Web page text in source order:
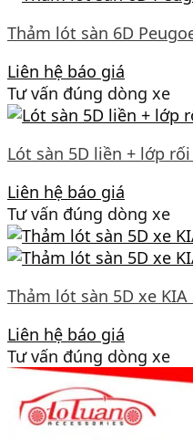
Thảm lót sàn 6D
Liên hệ báo giá
Tư vấn đúng dòng xe
Lót sàn 5D liền + lớp
Liên hệ báo giá
Tư vấn đúng dòng xe
Thảm lót sàn 5D xe KIA
Liên hệ báo giá
Tư vấn đúng dòng xe